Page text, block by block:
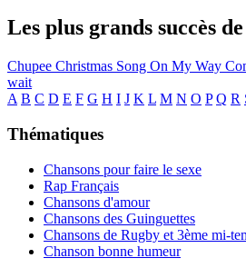
Les plus grands succès
Chupee Christmas Song On My Way
wait
A B C D E F G H I J K L M N O P Q R
Thématiques
Chansons pour faire le sexe
Rap Français
Chansons d'amour
Chansons des Guinguettes
Chansons de Rugby et 3ème mi-
Chanson bonne humeur